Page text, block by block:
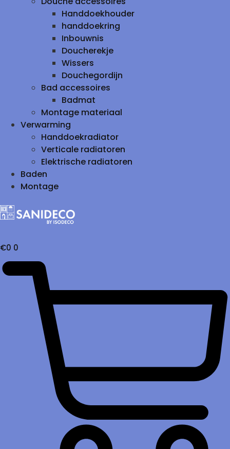
Handdoekhouder
handdoekring
Inbouwnis
Doucherekje
Wissers
Douchegordijn
Bad accessoires
Badmat
Montage materiaal
Verwarming
Handdoekradiator
Verticale radiatoren
Elektrische radiatoren
Baden
Montage
€0 0